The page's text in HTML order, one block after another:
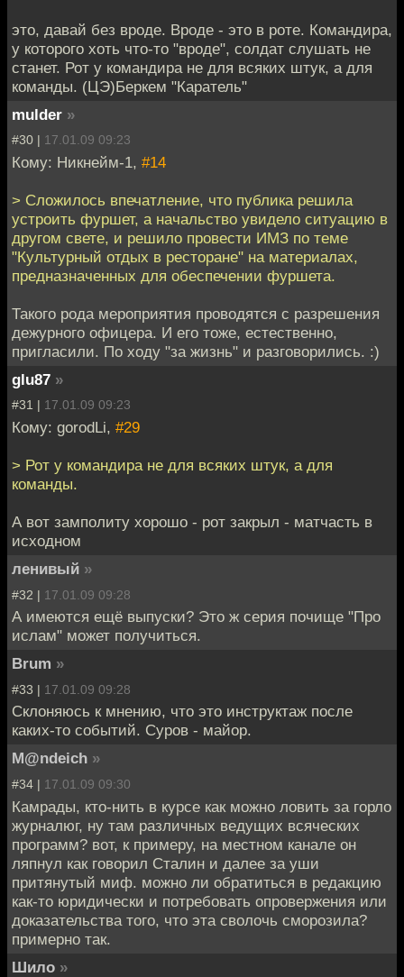
это, давай без вроде. Вроде - это в роте. Командира,
у которого хоть что-то "вроде", солдат слушать не
станет. Рот у командира не для всяких штук, а для
команды. (ЦЭ)Беркем "Каратель"
mulder »
#30 | 17.01.09 09:23
Кому: Никнейм-1, #14
> Сложилось впечатление, что публика решила
устроить фуршет, а начальство увидело ситуацию в
другом свете, и решило провести ИМЗ по теме
"Культурный отдых в ресторане" на материалах,
предназначенных для обеспечении фуршета.
Такого рода мероприятия проводятся с разрешения
дежурного офицера. И его тоже, естественно,
пригласили. По ходу "за жизнь" и разговорились. :)
glu87 »
#31 | 17.01.09 09:23
Кому: gorodLi, #29
> Рот у командира не для всяких штук, а для
команды.
А вот замполиту хорошо - рот закрыл - матчасть в
исходном
ленивый »
#32 | 17.01.09 09:28
А имеются ещё выпуски? Это ж серия почище "Про
ислам" может получиться.
Brum »
#33 | 17.01.09 09:28
Склоняюсь к мнению, что это инструктаж после
каких-то событий. Суров - майор.
M@ndeich »
#34 | 17.01.09 09:30
Камрады, кто-нить в курсе как можно ловить за горло
журналюг, ну там различных ведущих всяческих
программ? вот, к примеру, на местном канале он
ляпнул как говорил Сталин и далее за уши
притянутый миф. можно ли обратиться в редакцию
как-то юридически и потребовать опровержения или
доказательства того, что эта сволочь сморозила?
примерно так.
Шило »